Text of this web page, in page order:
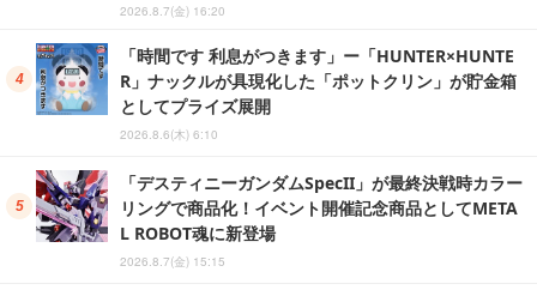
2026.8.7(金) 16:20
「時間です 利息がつきます」ー「HUNTER×HUNTE
R」ナックルが具現化した「ポットクリン」が貯金箱
としてプライズ展開
2026.8.6(木) 6:10
「デスティニーガンダムSpecII」が最終決戦時カラー
リングで商品化！イベント開催記念商品としてMETA
L ROBOT魂に新登場
2026.8.7(金) 15:15